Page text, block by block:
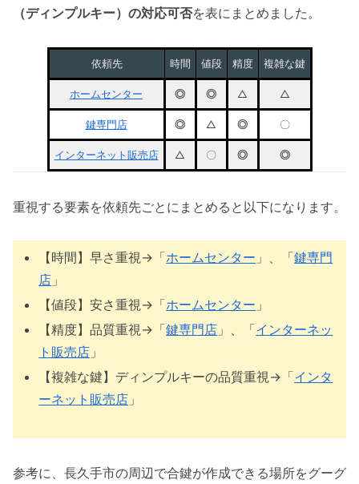
（ディンプルキー）の対応可否を表にまとめました。
依頼先 時間 値段 精度 複雑な鍵
ホームセンター ◎ ◎ △ △
鍵専門店 ◎ △ ◎ 〇
インターネット販売店 △ 〇 ◎ ◎
重視する要素を依頼先ごとにまとめると以下になります。
【時間】早さ重視→「ホームセンター 」、「鍵専門
店 」
【値段】安さ重視→「ホームセンター 」
【精度】品質重視→「鍵専門店 」、「インターネッ
ト販売店 」
【複雑な鍵】ディンプルキーの品質重視→「インタ
ーネット販売店 」
参考に、長久手市の周辺で合鍵が作成できる場所をグーグ